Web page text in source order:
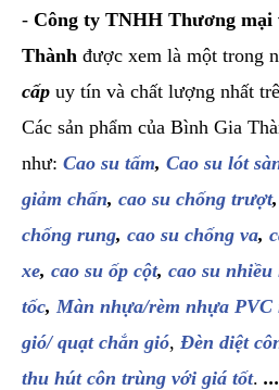
- Công ty TNHH Thương mại
Thành được xem là một trong
cấp uy tín và chất lượng nhất
Các sản phẩm của Bình Gia
như: Cao su tấm, Cao su lót
giảm chấn, cao su chống trượt,
chống rung, cao su chống va,
xe, cao su ốp cột, cao su nhiều
tốc, Màn nhựa/rèm nhựa PVC
gió/ quạt chắn gió, Đèn diệt
thu hút côn trùng với giá tốt.